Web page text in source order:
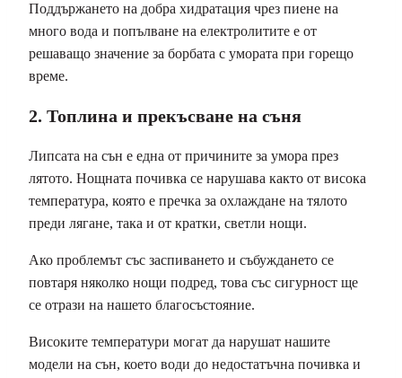
Поддържането на добра хидратация чрез пиене на
много вода и попълване на електролитите е от
решаващо значение за борбата с умората при горещо
време.
2. Топлина и прекъсване на съня
Липсата на сън е една от причините за умора през
лятото. Нощната почивка се нарушава както от висока
температура, която е пречка за охлаждане на тялото
преди лягане, така и от кратки, светли нощи.
Ако проблемът със заспиването и събуждането се
повтаря няколко нощи подред, това със сигурност ще
се отрази на нашето благосъстояние.
Високите температури могат да нарушат нашите
модели на сън, което води до недостатъчна почивка и